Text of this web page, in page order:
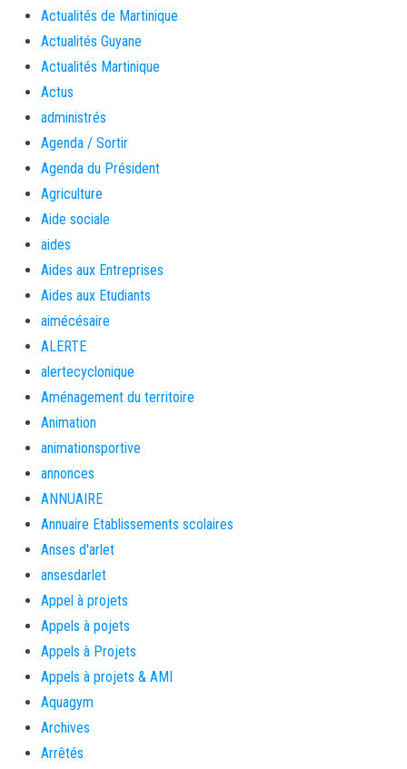
Actualités de Martinique
Actualités Guyane
Actualités Martinique
Actus
administrés
Agenda / Sortir
Agenda du Président
Agriculture
Aide sociale
aides
Aides aux Entreprises
Aides aux Etudiants
aimécésaire
ALERTE
alertecyclonique
Aménagement du territoire
Animation
animationsportive
annonces
ANNUAIRE
Annuaire Etablissements scolaires
Anses d'arlet
ansesdarlet
Appel à projets
Appels à pojets
Appels à Projets
Appels à projets & AMI
Aquagym
Archives
Arrêtés